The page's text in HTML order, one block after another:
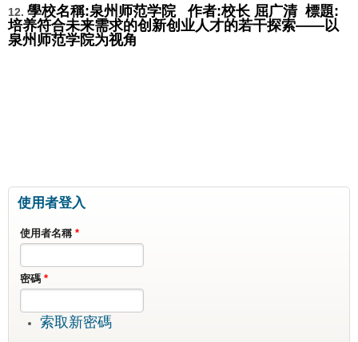
12. 學校名稱:泉州师范学院作者:校长 屈广清標題:
培养符合未来需求的创新创业人才的若干探索——以
泉州师范学院为视角
使用者登入
使用者名稱 *
密碼 *
索取新密碼